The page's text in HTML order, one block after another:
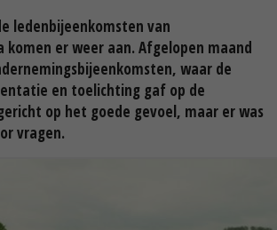
ledenbijeenkomsten van
komen er weer aan. Afgelopen maand
waar de
en toelichting gaf op de
op het goede gevoel, maar er was
vragen.